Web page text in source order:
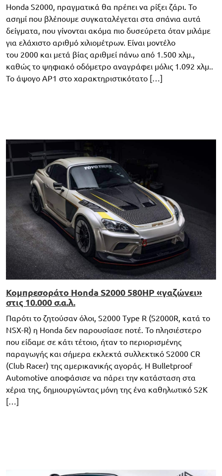
Honda S2000, πραγματικά θα πρέπει να ρίξει ζάρι. Το
ασημί που βλέπουμε συγκαταλέγεται στα σπάνια αυτά
δείγματα, που γίνονται ακόμα πιο δυσεύρετα όταν μιλάμε
για ελάχιστο αριθμό χιλιομέτρων. Είναι μοντέλο
του 2000 και μετά βίας αριθμεί πάνω από 1.500 χλμ.,
καθώς το ψηφιακό οδόμετρο αναγράφει μόλις 1.092 χλμ..
Το άψογο AP1 στο χαρακτηριστικότατο […]
Κομπρεσοράτο Honda S2000 580HP «γαζώνει»
στις 10.000 σ.α.λ.
Παρότι το ζητούσαν όλοι, S2000 Type R (S2000R, κατά το
NSX-R) η Honda δεν παρουσίασε ποτέ. Το πλησιέστερο
που είδαμε σε κάτι τέτοιο, ήταν το περιορισμένης
παραγωγής και σήμερα εκλεκτά συλλεκτικό S2000 CR
(Club Racer) της αμερικανικής αγοράς. Η Bulletproof
Automotive αποφάσισε να πάρει την κατάσταση στα
χέρια της, δημιουργώντας μόνη της ένα καθηλωτικό S2K
[…]